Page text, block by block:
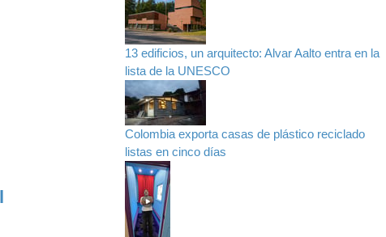
13 edificios, un arquitecto: Alvar Aalto entra en la
lista de la UNESCO
Colombia exporta casas de plástico reciclado
listas en cinco días